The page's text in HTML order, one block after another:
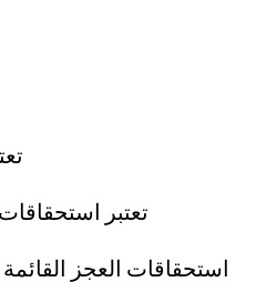
تعتبر